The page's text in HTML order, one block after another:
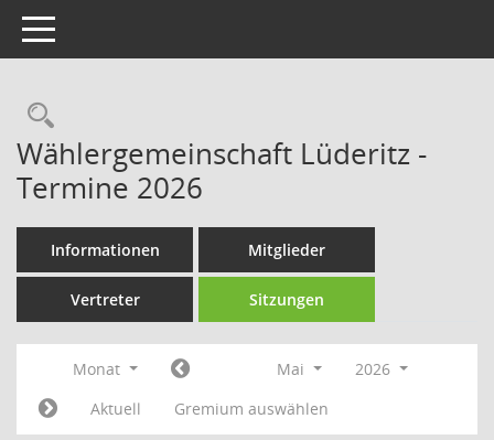
Toggle navigation
Rechercheauswahl
Wählergemeinschaft Lüderitz -
Termine 2026
Informationen Mitglieder
Vertreter Sitzungen
Monat Mai
2026
Aktuell
Gremium auswählen